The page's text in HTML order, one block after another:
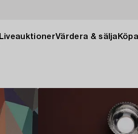
LiveauktionerVärdera & sälja Köpa